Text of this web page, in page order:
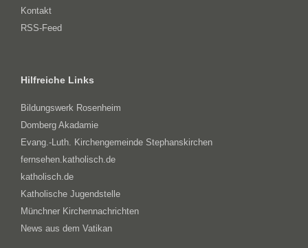
Kontakt
RSS-Feed
Hilfreiche Links
Bildungswerk Rosenheim
Domberg Akadamie
Evang.-Luth. Kirchengemeinde Stephanskirchen
fernsehen.katholisch.de
katholisch.de
Katholische Jugendstelle
Münchner Kirchennachrichten
News aus dem Vatikan